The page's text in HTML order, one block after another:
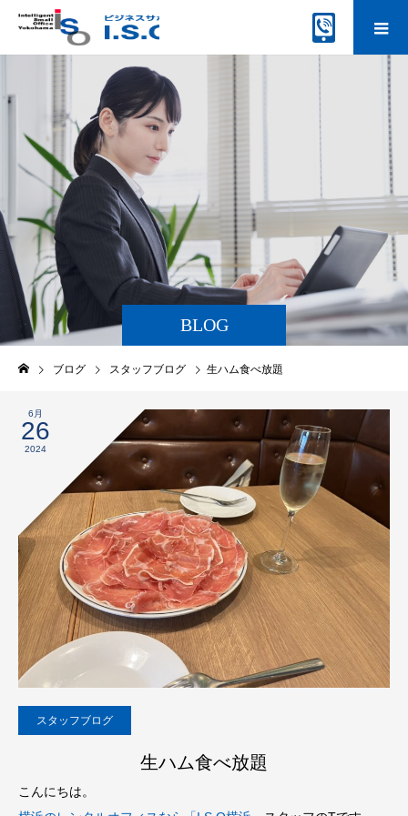
BLOG
ブログ スタッフブログ 生ハム食べ放題
6月
26
2024
スタッフブログ
生ハム食べ放題
こんにちは。